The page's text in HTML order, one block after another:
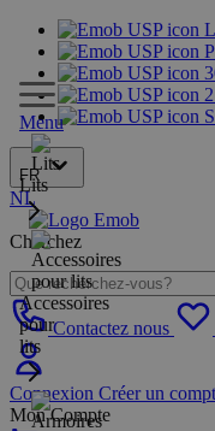
FR
NL
Cherchez
Contactez nous
Connexion Créer un
Mon Compte
Menu
Lits
Accessoires
pour
lits